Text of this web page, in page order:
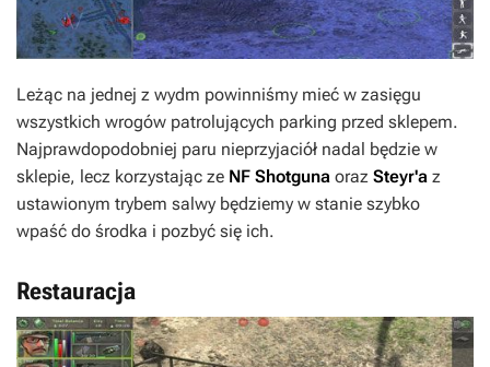
Leżąc na jednej z wydm powinniśmy mieć w zasięgu
wszystkich wrogów patrolujących parking przed sklepem.
Najprawdopodobniej paru nieprzyjaciół nadal będzie w
sklepie, lecz korzystając ze NF Shotguna oraz Steyr'a z
ustawionym trybem salwy będziemy w stanie szybko
wpaść do środka i pozbyć się ich.
Restauracja